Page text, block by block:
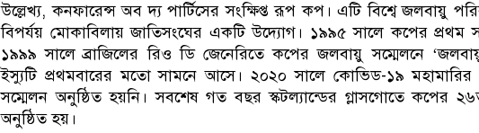
উল্লেখ্য, কনফারেন্স অব দ্য পার্টিসের সংক্ষিপ্ত রূপ কপ। এটি বিশ্বে জলবায়ু
বিপর্যয় মোকাবিলায় জাতিসংঘের একটি উদ্যোগ। ১৯৯৫ সালে কপের প্রথম
১৯৯৯ সালে ব্রাজিলের রিও ডি জেনেরিতে কপের জলবায়ু সম্মেলনে
ইস্যুটি প্রথমবারের মতো সামনে আসে। ২০২০ সালে কোভিড-১৯
সম্মেলন অনুষ্ঠিত হয়নি। সবশেষ গত বছর স্কটল্যান্ডের গ্লাসগোতে কপের
অনুষ্ঠিত হয়।